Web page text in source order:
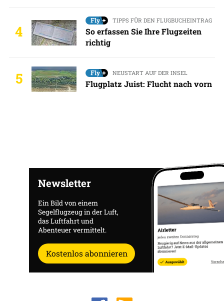
4
TIPPS FÜR DEN FLUGBUCHEINTRAG
So erfassen Sie Ihre Flugzeiten
richtig
5 NEUSTART AUF DER INSEL
Flugplatz Juist: Flucht nach vorn
Newsletter
Ein Bild von einem
Segelflugzeug in der Luft,
das Luftfahrt und
Abenteuer vermittelt.
Kostenlos abonnieren